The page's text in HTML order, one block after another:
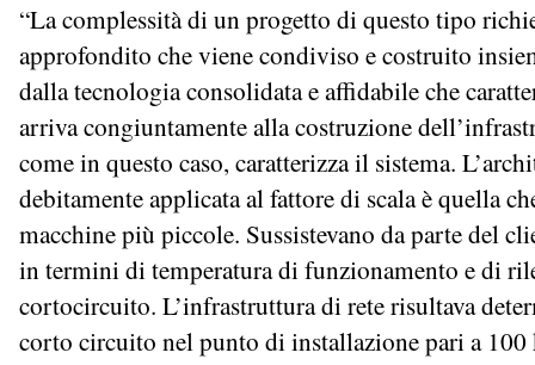
“La complessità di un progetto di questo tipo
approfondito che viene condiviso e costruito
dalla tecnologia consolidata e affidabile che
arriva congiuntamente alla costruzione
come in questo caso, caratterizza il sistema.
debitamente applicata al fattore di scala è quella
macchine più piccole. Sussistevano da parte del
in termini di temperatura di funzionamento e di
cortocircuito. L’infrastruttura di rete risultava
corto circuito nel punto di installazione pari a 100